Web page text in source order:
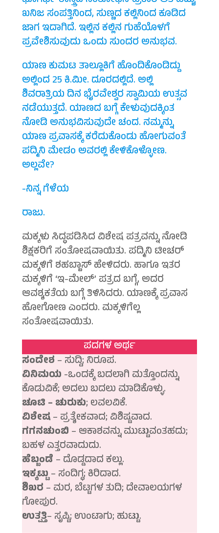
ಖನಿಜ ಸಂಪತ್ತಿನಿಂದ, ಸುಣ್ಣದ ಕಲ್ಲಿನಿಂದ ಕೂಡಿದ
ಜಾಗ ಇದಾಗಿದೆ. ಇಲ್ಲಿನ ಕಲ್ಲಿನ ಗುಹೆಯೊಳಗೆ
ಪ್ರವೇಶಿಸುವುದು ಒಂದು ಸುಂದರ ಅನುಭವ.
ಯಾಣ ಕುಮಟ ತಾಲ್ಲೂಕಿಗೆ ಹೊಂದಿಕೊಂಡಿದ್ದು
ಅಲ್ಲಿಂದ 25 ಕಿ.ಮೀ. ದೂರದಲ್ಲಿದೆ. ಅಲ್ಲಿ
ಶಿವರಾತ್ರಿಯ ದಿನ ಭೈರವೇಶ್ವರ ಸ್ವಾಮಿಯ ಉತ್ಸವ
ನಡೆಯುತ್ತದೆ. ಯಾಣದ ಬಗ್ಗೆ ಕೇಳುವುದಕ್ಕಿಂತ
ನೋಡಿ ಅನುಭವಿಸುವುದೇ ಚಂದ. ನಮ್ಮನ್ನು
ಯಾಣ ಪ್ರವಾಸಕ್ಕೆ ಕರೆದುಕೊಂಡು ಹೋಗುವಂತೆ
ಪದ್ಮಿನಿ ಮೇಡಂ ಅವರಲ್ಲಿ ಕೇಳಿಕೊಳ್ಳೋಣ.
ಅಲ್ಲವೇ?
-ನಿನ್ನ ಗೆಳೆಯ
ರಾಜು.
ಮಕ್ಕಳು ಸಿದ್ಧಪಡಿಸಿದ ವಿಶೇಷ ಪತ್ರವನ್ನು ನೋಡಿ
ಶಿಕ್ಷಕರಿಗೆ ಸಂತೋಷವಾಯಿತು. ಪದ್ಮಿನಿ ಟೀಚರ್
ಮಕ್ಕಳಿಗೆ ಶಹಬ್ಬಾಸ್ ಹೇಳಿದರು. ಹಾಗೂ ಇತರ
ಮಕ್ಕಳಿಗೆ ‘ಇ-ಮೇಲ್’ ಪತ್ರದ ಬಗ್ಗೆ, ಅದರ
ಆವಶ್ಯಕತೆಯ ಬಗ್ಗೆ ತಿಳಿಸಿದರು. ಯಾಣಕ್ಕೆ ಪ್ರವಾಸ
ಹೋಗೋಣ ಎಂದರು. ಮಕ್ಕಳಿಗೆಲ್ಲ
ಸಂತೋಷವಾಯಿತು.
ಪದಗಳ ಅರ್ಥ
ಸಂದೇಶ – ಸುದ್ದಿ; ನಿರೂಪ.
ವಿನಿಮಯ -ಒಂದಕ್ಕೆ ಬದಲಾಗಿ ಮತ್ತೊಂದನ್ನು
ಕೊಡುವಿಕೆ; ಅದಲು ಬದಲು ಮಾಡಿಕೊಳ್ಳು.
ಚೂಟಿ – ಚುರುಕು; ಲವಲವಿಕೆ.
ವಿಶೇಷ– ಪ್ರತ್ಯೇಕವಾದ; ವಿಶಿಷ್ಟವಾದ.
ಗಗನಚುಂಬಿ – ಆಕಾಶವನ್ನು ಮುಟ್ಟುವಂತಹದು;
ಬಹಳ ಎತ್ತರವಾದುದು.
ಹೆಬ್ಬಂಡೆ – ದೊಡ್ಡದಾದ ಕಲ್ಲು.
ಇಕ್ಕಟ್ಟು– ಸಂದಿಗ್ಧ; ಕಿರಿದಾದ.
ಶಿಖರ – ಮರ, ಬೆಟ್ಟಗಳ ತುದಿ; ದೇವಾಲಯಗಳ
ಗೋಪುರ.
ಉತ್ಪತ್ತಿ– ಸೃಷ್ಟಿ; ಉಂಟಾಗು; ಹುಟ್ಟು.